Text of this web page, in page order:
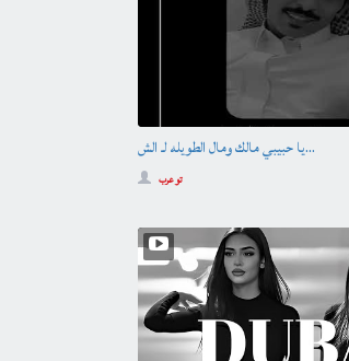
يا حبيبي مالك ومال الطويله لـ الش...
تو عرب